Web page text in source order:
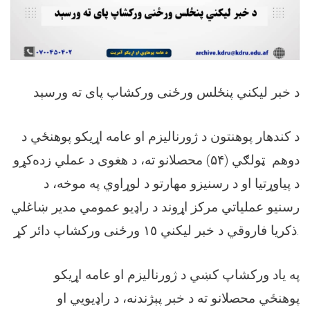
د خبر لیکني پنځلس ورځنی ورکشاپ پای ته ورسېد
د کندهار پوهنتون د ژورنالیزم او عامه اړیکو پوهنځي د
دوهم ټولګي (۵۴) محصلانو ته، د هغوی د عملي زده‌کړو
د پیاوړتیا او د رسنیزو مهارتو د لوړاوي په موخه، د
رسنیو عملیاتي مرکز اړوند د راډیو عمومي مدیر ښاغلي
ذکریا فاروقي د خبر لیکني ١٥ ورځنی ورکشاپ دائر کړ.
په ياد ورکشاپ کښي د ژورناليزم او عامه اړيکو
پوهنځي محصلانو ته د خبر پېژندنه، د راډیويي او